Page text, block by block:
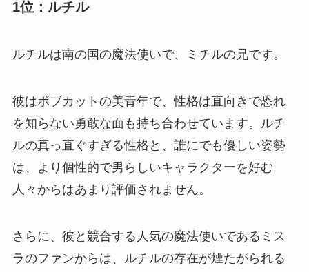
1位：ルチル
ルチルは南の国の魔法使いで、ミチルの兄です。
彼はボブカットの美青年で、性格は直向きで恐れ
を知らない勇敢な面も持ち合わせています。ルチ
ルの真っ直ぐすぎる性格と、誰にでも優しい姿勢
は、より個性的で男らしいキャラクターを好む
人々からはあまり評価されません。
さらに、彼と競合する人気の魔法使いであるミス
ラのファンからは、ルチルの存在が煙たがられる